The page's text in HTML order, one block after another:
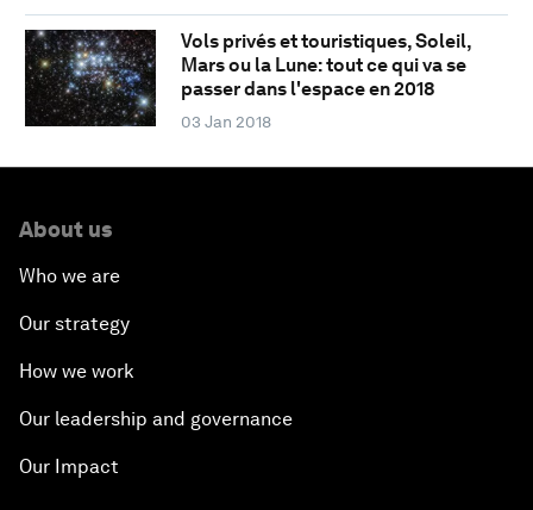
Vols privés et touristiques, Soleil,
Mars ou la Lune: tout ce qui va se
passer dans l'espace en 2018
03 Jan 2018
About us
Who we are
Our strategy
How we work
Our leadership and governance
Our Impact